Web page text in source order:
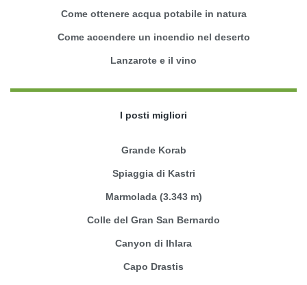
Come ottenere acqua potabile in natura
Come accendere un incendio nel deserto
Lanzarote e il vino
I posti migliori
Grande Korab
Spiaggia di Kastri
Marmolada (3.343 m)
Colle del Gran San Bernardo
Canyon di Ihlara
Capo Drastis